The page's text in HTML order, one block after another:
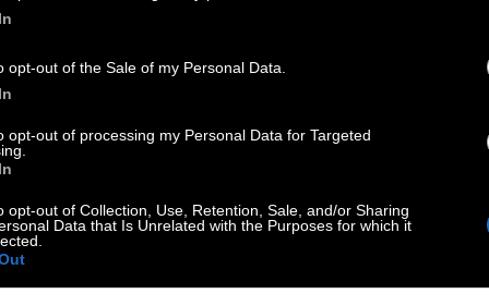
opt-out of the Sale of my Personal Data.
opt-out of processing my Personal Data for Targeted
opt-out of Collection, Use, Retention, Sale, and/or Sharing
Data that Is Unrelated with the Purposes for which it
στον τελικό
2019 ολοκληρώθηκε με τις 17 χώρες να
εισιτήριο για τον μεγάλο Τελικό του Σαββάτου 18
Finals ο Τσιτσιπάς
Γιώργο Βράτσο